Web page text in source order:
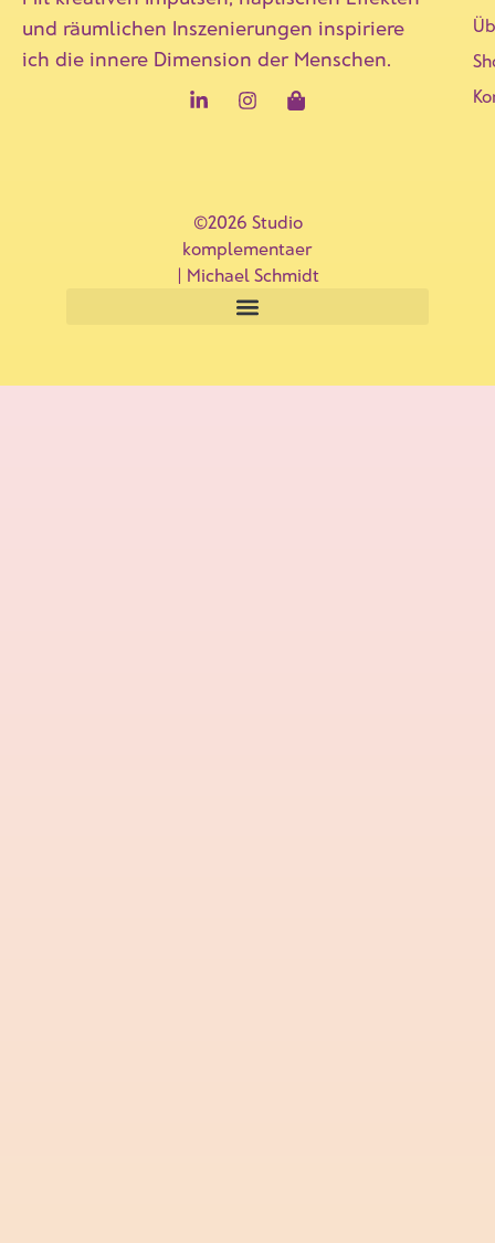
und räumlichen Inszenierungen inspiriere
ich die innere Dimension der Menschen.
©2026 Studio
komplementaer
| Michael Schmidt